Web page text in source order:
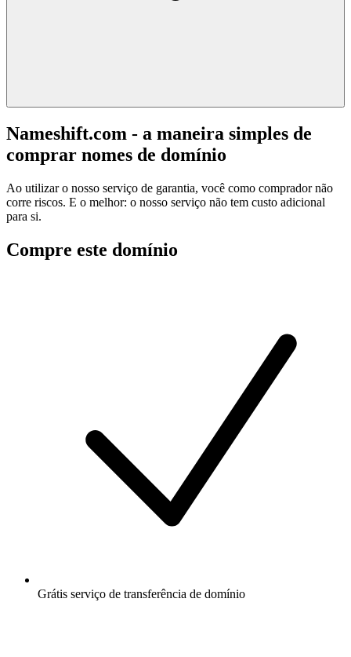
Nameshift.com - a maneira simples de
comprar nomes de domínio
Ao utilizar o nosso serviço de garantia, você como comprador não
corre riscos. E o melhor: o nosso serviço não tem custo adicional
para si.
Compre este domínio
Grátis serviço de transferência de domínio